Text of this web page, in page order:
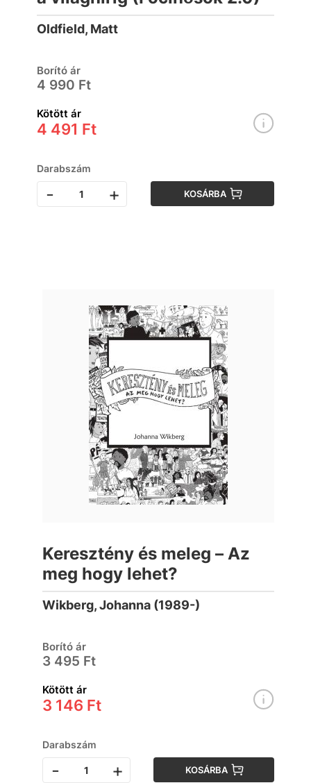
Oldfield, Matt
Borító ár
4 990 Ft
Kötött ár
4 491 Ft
Darabszám
- + KOSÁRBA
Keresztény és meleg – Az
meg hogy lehet?
Wikberg, Johanna (1989-)
Borító ár
3 495 Ft
Kötött ár
3 146 Ft
Darabszám
- + KOSÁRBA